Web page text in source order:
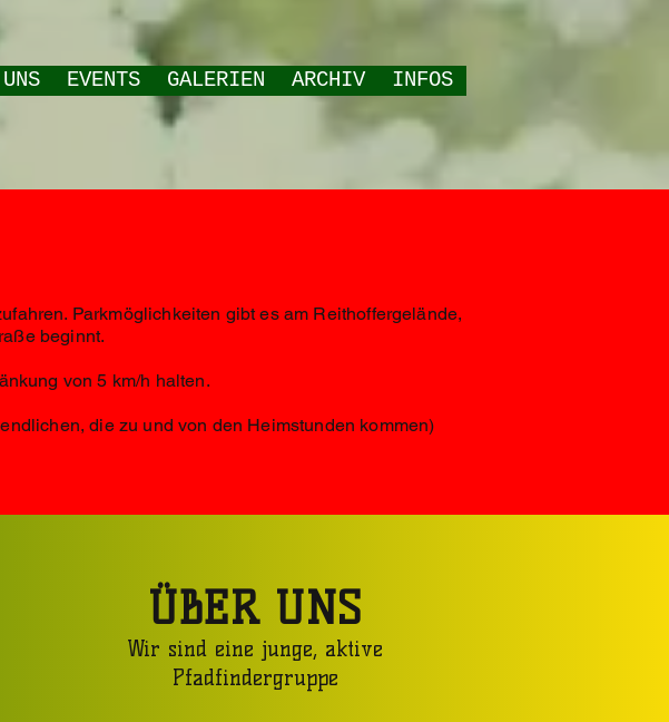
EVENTS GALERIEN ARCHIV INFOS
Parkmöglichkeiten gibt es am Reithoffergelände,
beginnt.
von 5 km/h halten.
die zu und von den Heimstunden kommen)
ÜBER UNS
Wir sind eine junge, aktive
Pfadfindergruppe